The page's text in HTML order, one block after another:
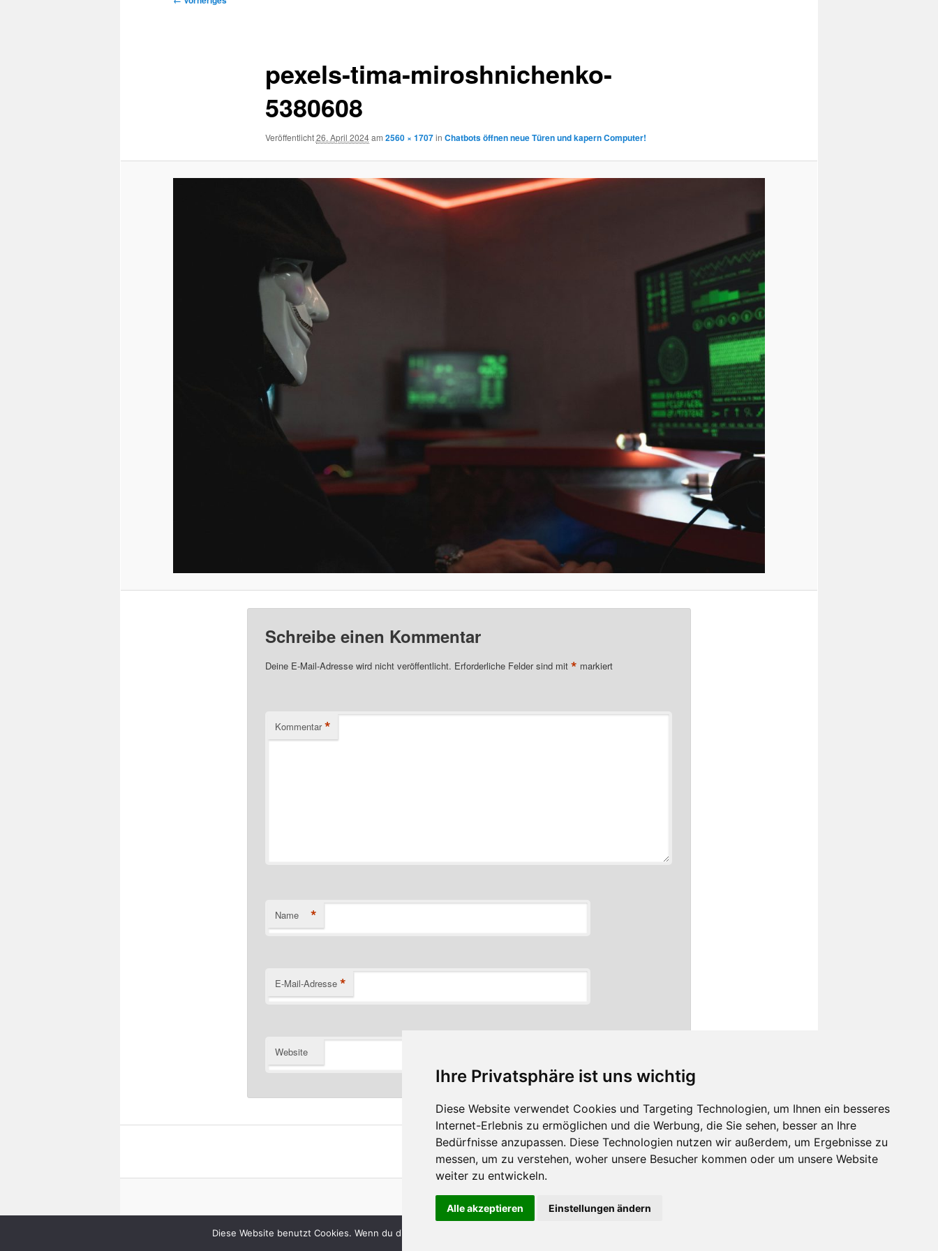
Ihre Privatsphäre ist uns wichtig
Diese Website verwendet Cookies und Targeting Technologien, um Ihnen ein besseres
Internet-Erlebnis zu ermöglichen und die Werbung, die Sie sehen, besser an Ihre
Bedürfnisse anzupassen. Diese Technologien nutzen wir außerdem, um Ergebnisse zu
messen, um zu verstehen, woher unsere Besucher kommen oder um unsere Website
weiter zu entwickeln.
Alle akzeptieren Einstellungen ändern
pexels-tima-miroshnichenko-
5380608
Veröffentlicht26. April 2024am 2560 × 1707in Chatbots öffnen neue Türen und kapern Computer!
Schreibe einen Kommentar
Deine E-Mail-Adresse wird nicht veröffentlicht. Erforderliche Felder sind mit * markiert
Kommentar *
Name *
E-Mail-Adresse *
Website
Stolz präsentiert von WordPress
Diese Website benutzt Cookies. Wenn du die Website weiter nutzt, gehen wir von deinem Einverständnis aus.